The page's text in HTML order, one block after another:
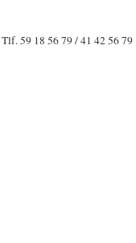
Tlf. 59 18 56 79 / 41 42 56 79